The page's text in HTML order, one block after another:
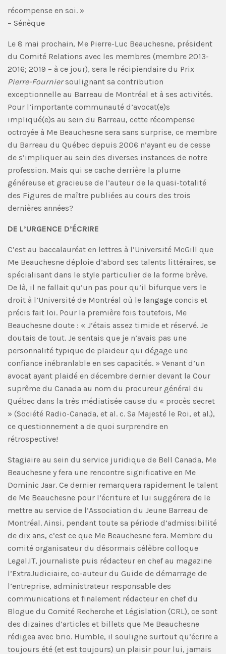
récompense en soi. »
– Sénèque
Le 8 mai prochain, Me Pierre-Luc Beauchesne, président
du Comité Relations avec les membres (membre 2013-
2016; 2019 – à ce jour), sera le récipiendaire du Prix
Pierre-Fourniersoulignant sa contribution
exceptionnelle au Barreau de Montréal et à ses activités.
Pour l’importante communauté d’avocat(e)s
impliqué(e)s au sein du Barreau, cette récompense
octroyée à Me Beauchesne sera sans surprise, ce membre
du Barreau du Québec depuis 2006 n’ayant eu de cesse
de s’impliquer au sein des diverses instances de notre
profession. Mais qui se cache derrière la plume
généreuse et gracieuse de l’auteur de la quasi-totalité
des Figures de maître publiées au cours des trois
dernières années?
DE L’URGENCE D’ÉCRIRE
C’est au baccalauréat en lettres à l’Université McGill que
Me Beauchesne déploie d’abord ses talents littéraires, se
spécialisant dans le style particulier de la forme brève.
De là, il ne fallait qu’un pas pour qu’il bifurque vers le
droit à l’Université de Montréal où le langage concis et
précis fait loi. Pour la première fois toutefois, Me
Beauchesne doute : « J’étais assez timide et réservé. Je
doutais de tout. Je sentais que je n’avais pas une
personnalité typique de plaideur qui dégage une
confiance inébranlable en ses capacités. » Venant d’un
avocat ayant plaidé en décembre dernier devant la Cour
suprême du Canada au nom du procureur général du
Québec dans la très médiatisée cause du « procès secret
» (Société Radio-Canada, et al. c. Sa Majesté le Roi, et al.),
ce questionnement a de quoi surprendre en
rétrospective!
Stagiaire au sein du service juridique de Bell Canada, Me
Beauchesne y fera une rencontre significative en Me
Dominic Jaar. Ce dernier remarquera rapidement le talent
de Me Beauchesne pour l’écriture et lui suggérera de le
mettre au service de l’Association du Jeune Barreau de
Montréal. Ainsi, pendant toute sa période d’admissibilité
de dix ans, c’est ce que Me Beauchesne fera. Membre du
comité organisateur du désormais célèbre colloque
Legal.IT, journaliste puis rédacteur en chef au magazine
l’ExtraJudiciaire, co-auteur du Guide de démarrage de
l’entreprise, administrateur responsable des
communications et finalement rédacteur en chef du
Blogue du Comité Recherche et Législation (CRL), ce sont
des dizaines d’articles et billets que Me Beauchesne
rédigea avec brio. Humble, il souligne surtout qu’écrire a
toujours été (et est toujours) un plaisir pour lui, jamais